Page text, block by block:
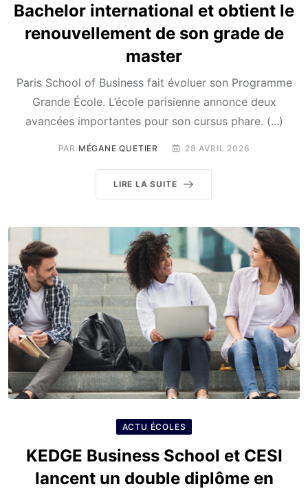
Bachelor international et obtient le
renouvellement de son grade de
master
Paris School of Business fait évoluer son Programme
Grande École. L’école parisienne annonce deux
avancées importantes pour son cursus phare. (...)
PAR MÉGANE QUETIER 28 AVRIL 2026
LIRE LA SUITE
ACTU ÉCOLES
KEDGE Business School et CESI
lancent un double diplôme en